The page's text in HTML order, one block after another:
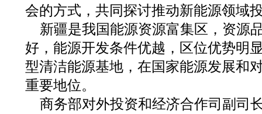
会的方式，共同探讨推动新能源领域
新疆是我国能源资源富集区，资源
好，能源开发条件优越，区位优势明
型清洁能源基地，在国家能源发展和
重要地位。
商务部对外投资和经济合作司副司